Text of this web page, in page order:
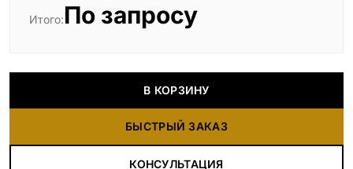
Итого:По запросу
В КОРЗИНУ
БЫСТРЫЙ ЗАКАЗ
КОНСУЛЬТАЦИЯ